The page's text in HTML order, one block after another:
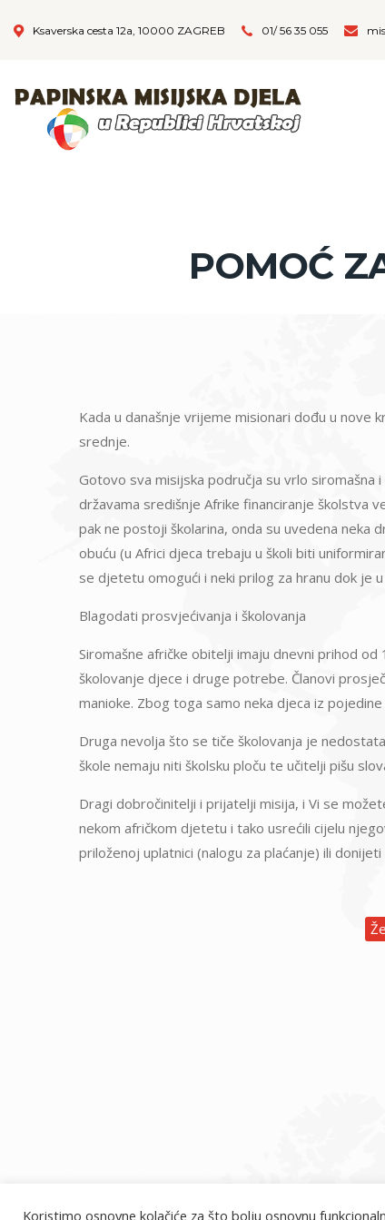
Ksaverska cesta 12a, 10000 ZAGREB 01/ 56 35 055
POMOĆ
Kada u današnje vrijeme misionari dođu u nove
srednje.
Gotovo sva misijska područja su vrlo siromašna
državama središnje Afrike financiranje školstva
pak ne postoji školarina, onda su uvedena neka
obuću (u Africi djeca trebaju u školi biti
se djetetu omogući i neki prilog za hranu dok je
Blagodati prosvjećivanja i školovanja
Siromašne afričke obitelji imaju dnevni prihod
školovanje djece i druge potrebe. Članovi
manioke. Zbog toga samo neka djeca iz
Druga nevolja što se tiče školovanja je
škole nemaju niti školsku ploču te učitelji pišu
Dragi dobročinitelji i prijatelji misija, i Vi se
nekom afričkom djetetu i tako usrećili cijelu
priloženoj uplatnici (nalogu za plaćanje) ili donijeti
Koristimo osnovne kolačiće za što bolju osnovnu